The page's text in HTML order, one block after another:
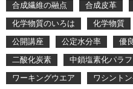
合成繊維の融点
合成皮革
化学物質のいろは
化学物質
公開講座
公定水分率 優
二酸化炭素
中鎖塩素化パラ
ワーキングウエア
ワシント